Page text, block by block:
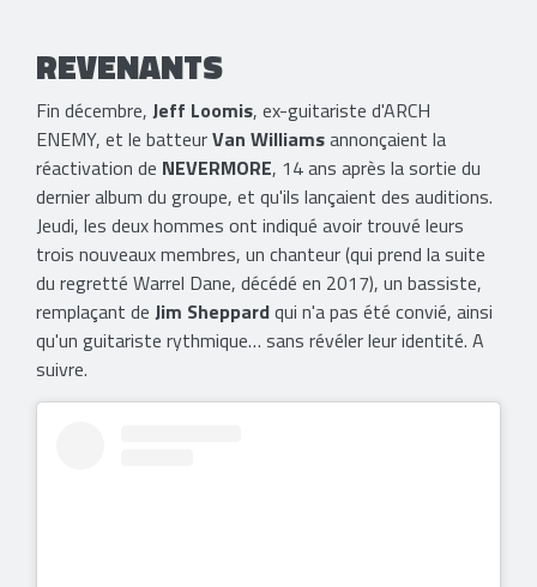
REVENANTS
Fin décembre, Jeff Loomis, ex-guitariste d'ARCH
ENEMY, et le batteurVan Williamsannonçaient la
réactivation de NEVERMORE, 14 ans après la sortie du
dernier album du groupe, et qu'ils lançaient des auditions.
Jeudi, les deux hommes ont indiqué avoir trouvé leurs
trois nouveaux membres, un chanteur (qui prend la suite
du regretté Warrel Dane, décédé en 2017), un bassiste,
remplaçant de Jim Sheppardqui n'a pas été convié, ainsi
qu'un guitariste rythmique… sans révéler leur identité. A
suivre.